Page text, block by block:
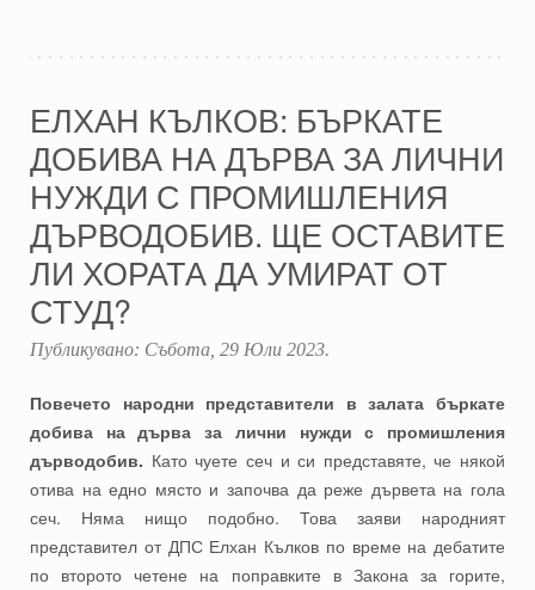
ЕЛХАН КЪЛКОВ: БЪРКАТЕ
ДОБИВА НА ДЪРВА ЗА ЛИЧНИ
НУЖДИ С ПРОМИШЛЕНИЯ
ДЪРВОДОБИВ. ЩЕ ОСТАВИТЕ
ЛИ ХОРАТА ДА УМИРАТ ОТ
СТУД?
Публикувано: Събота, 29 Юли 2023.
Повечето народни представители в залата бъркате
добива на дърва за лични нужди с промишления
дърводобив. Като чуете сеч и си представяте, че някой
отива на едно място и започва да реже дървета на гола
сеч. Няма нищо подобно. Това заяви народният
представител от ДПС Елхан Кълков по време на дебатите
по второто четене на поправките в Закона за горите,